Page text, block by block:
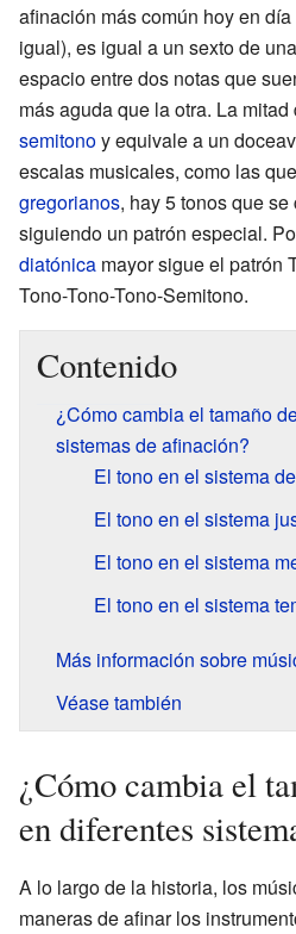
afinación más común hoy en
igual), es igual a un sexto de una
espacio entre dos notas que
más aguda que la otra. La
semitonoy equivale a un
escalas musicales, como las
gregorianos, hay 5 tonos que
siguiendo un patrón especial.
diatónica mayor sigue el patrón
Tono-Tono-Tono-Semitono.
Contenido
¿Cómo cambia el tamaño
sistemas de afinación?
El tono en el sistema
El tono en el sistema
El tono en el sistema
El tono en el sistema
Más información sobre
Véase también
¿Cómo cambia el
en diferentes
A lo largo de la historia, los
maneras de afinar los